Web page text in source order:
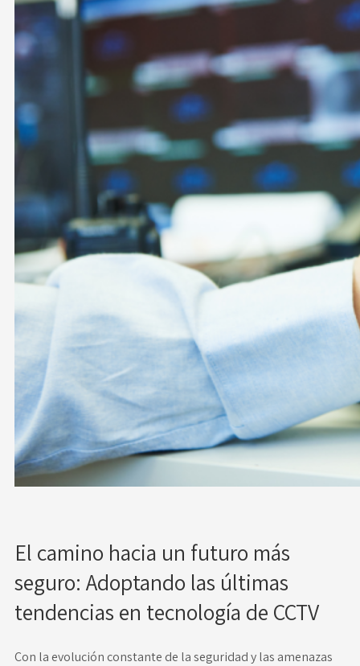
El camino hacia un futuro más
seguro: Adoptando las últimas
tendencias en tecnología de CCTV
Con la evolución constante de la seguridad y las amenazas